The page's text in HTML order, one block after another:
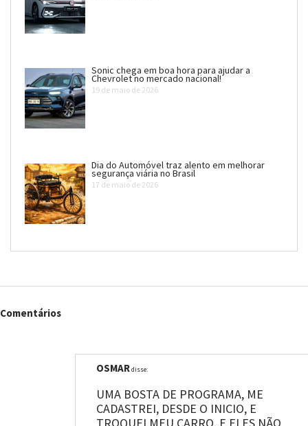
Sonic chega em boa hora para ajudar a
Chevrolet no mercado nacional!
19 de maio de 2026
Dia do Automóvel traz alento em melhorar
segurança viária no Brasil
17 de maio de 2026
Comentários
OSMARdisse:
UMA BOSTA DE PROGRAMA, ME
CADASTREI, DESDE O INICIO, E
TROQUEI MEU CARRO, E ELES NÃO